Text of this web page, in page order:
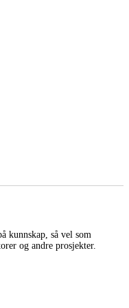
kunnskap, så vel som
og andre prosjekter.